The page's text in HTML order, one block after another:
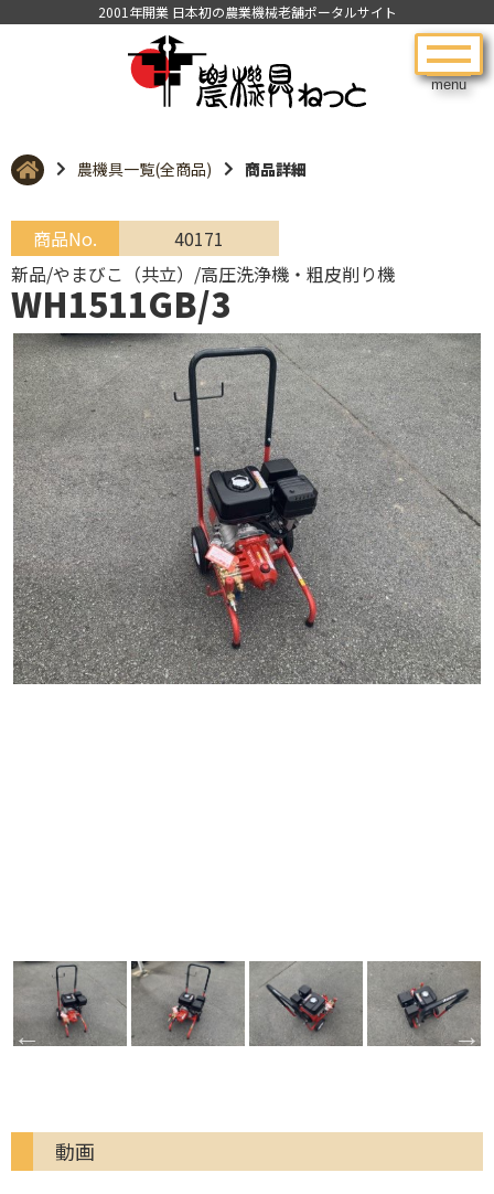
menu
2001年開業 日本初の農業機械老舗ポータルサイト
農機具一覧(全商品) 商品詳細
商品No.
40171
新品/やまびこ（共立）/高圧洗浄機・粗皮削り機
WH1511GB/3
動画